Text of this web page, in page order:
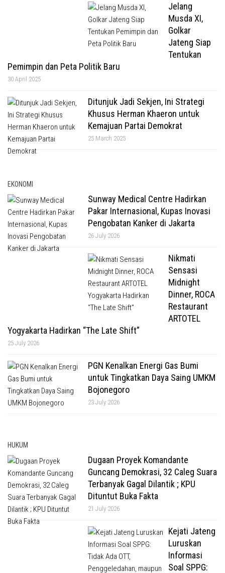
Jelang
Musda XI,
Golkar
Jateng Siap
Tentukan
Pemimpin dan Peta Politik Baru
30 April 2025
Ditunjuk Jadi Sekjen, Ini Strategi
Khusus Herman Khaeron untuk
Kemajuan Partai Demokrat
25 March 2025
EKONOMI
Sunway Medical Centre Hadirkan
Pakar Internasional, Kupas Inovasi
Pengobatan Kanker di Jakarta
26 July 2026
Nikmati
Sensasi
Midnight
Dinner, ROCA
Restaurant
ARTOTEL
Yogyakarta Hadirkan “The Late Shift”
25 July 2026
PGN Kenalkan Energi Gas Bumi
untuk Tingkatkan Daya Saing UMKM
Bojonegoro
23 July 2026
HUKUM
Dugaan Proyek Komandante
Guncang Demokrasi, 32 Caleg Suara
Terbanyak Gagal Dilantik ; KPU
Dituntut Buka Fakta
21 July 2026
Kejati Jateng
Luruskan
Informasi
Soal SPPG: